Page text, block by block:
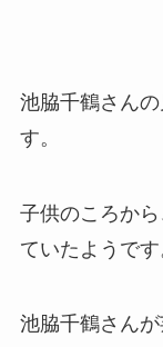
池脇千鶴さんの
す。
子供のころか
ていたようです
池脇千鶴さん